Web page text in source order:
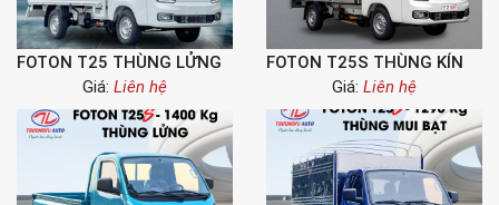
FOTON T25 THÙNG LỬNG
Giá: Liên hệ
FOTON T25S THÙNG KÍN
Giá: Liên hệ